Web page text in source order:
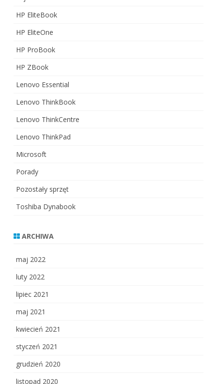
HP EliteBook
HP EliteOne
HP ProBook
HP ZBook
Lenovo Essential
Lenovo ThinkBook
Lenovo ThinkCentre
Lenovo ThinkPad
Microsoft
Porady
Pozostały sprzęt
Toshiba Dynabook
ARCHIWA
maj 2022
luty 2022
lipiec 2021
maj 2021
kwiecień 2021
styczeń 2021
grudzień 2020
listopad 2020